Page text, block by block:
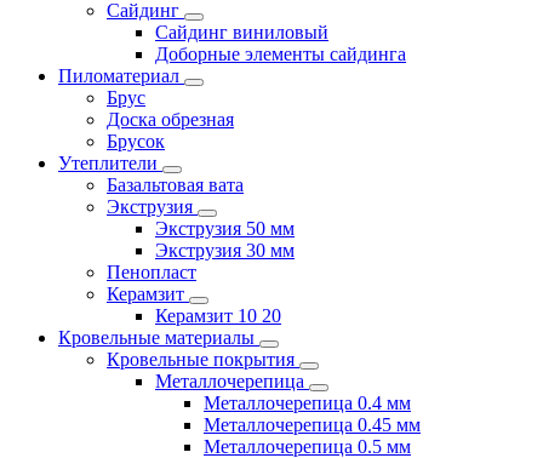
Сайдинг
Сайдинг виниловый
Доборные элементы сайдинга
Пиломатериал
Брус
Доска обрезная
Брусок
Утеплители
Базальтовая вата
Экструзия
Экструзия 50 мм
Экструзия 30 мм
Пенопласт
Керамзит
Керамзит 10 20
Кровельные материалы
Кровельные покрытия
Металлочерепица
Металлочерепица 0.4 мм
Металлочерепица 0.45 мм
Металлочерепица 0.5 мм